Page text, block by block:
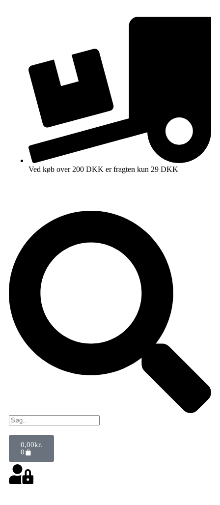
Ved køb over 200 DKK er fragten kun 29 DKK
0,00kr.
0